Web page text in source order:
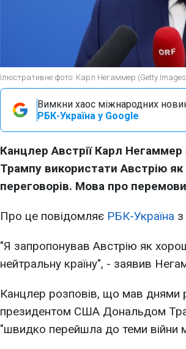
Ілюстративне фото: Карл Негаммер (Getty
Вимкни хаос міжнародних
РБК-Україна у Google
Канцлер Австрії Карл
Трампу використати Австрію
переговорів. Мова про
Про це повідомляє РБК-Україна
"Я запропонував Австрію як
нейтральну країну", - заявив
Канцлер розповів, що мав днями
президентом США Дональдом
"швидко перейшла до теми війни